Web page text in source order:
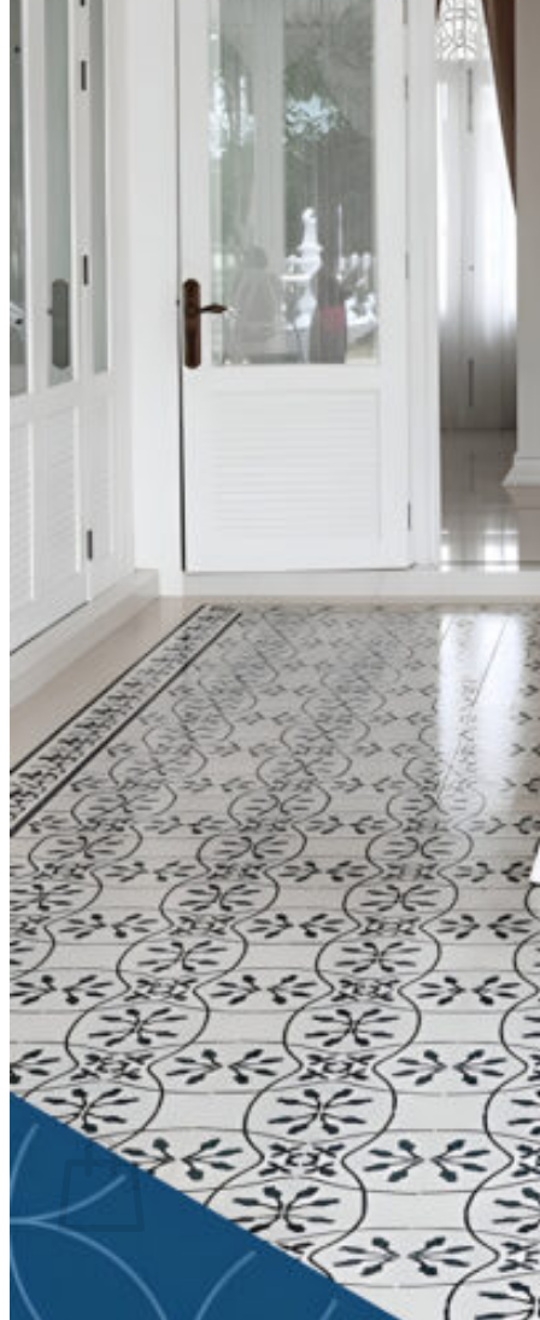
นโยบายการคืนสินค้าและคืนเงิน
กระเบื้อง Brand
Kera
กระเบื้องประเภทต่างๆ
กระเบื้อง Porcelain
กระเบื้องโมเสค
etc.
กระเบื้องแยกตามขนาด
4x4 นิ้ว
60x60 cm
30x60 cm
2x2 นิ้ว
15x60 cm
15x90 cm
etc.
กระเบื้องแยกตามสี
กระเบื้องแยกตามลวดลาย
ปูนกาว ยาแนว
Weber เวเบอร์
จระเข้
0
Cart
No products in the cart.
Return to shop